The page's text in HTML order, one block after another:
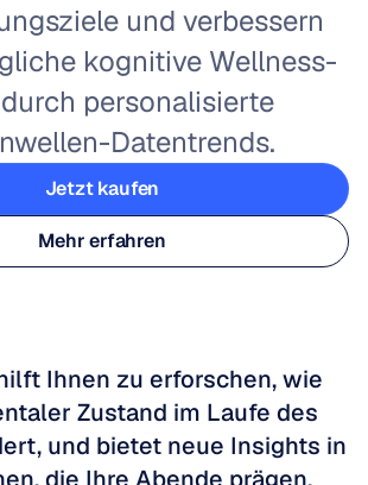
und verbessern
kognitive Wellness-
personalisierte
Datentrends.
Jetzt kaufen
Mehr erfahren
Ihnen zu erforschen, wie
Zustand im Laufe des
und bietet neue Insights in